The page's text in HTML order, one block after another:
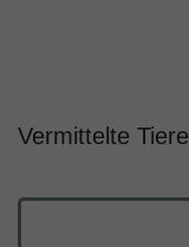
Vermittelte Tiere